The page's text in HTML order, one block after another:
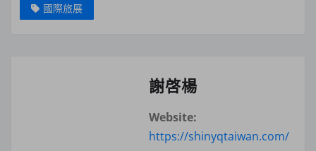
國際旅展
謝啓楊
Website:
https://shinyqtaiwan.com/